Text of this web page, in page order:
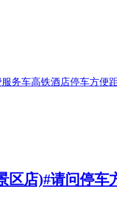
服务车高铁酒店停车方便
区店)#请问停车